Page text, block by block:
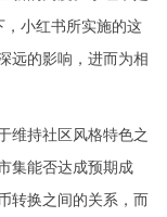
小红书所实施的这
远的影响，进而为相
维持社区风格特色之
集能否达成预期成
转换之间的关系，而